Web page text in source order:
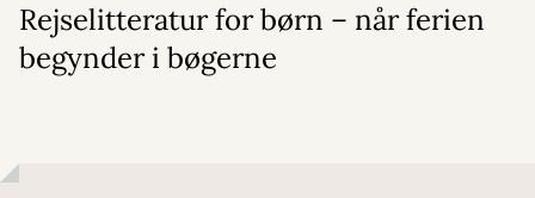
Rejselitteratur for børn – når ferien
begynder i bøgerne